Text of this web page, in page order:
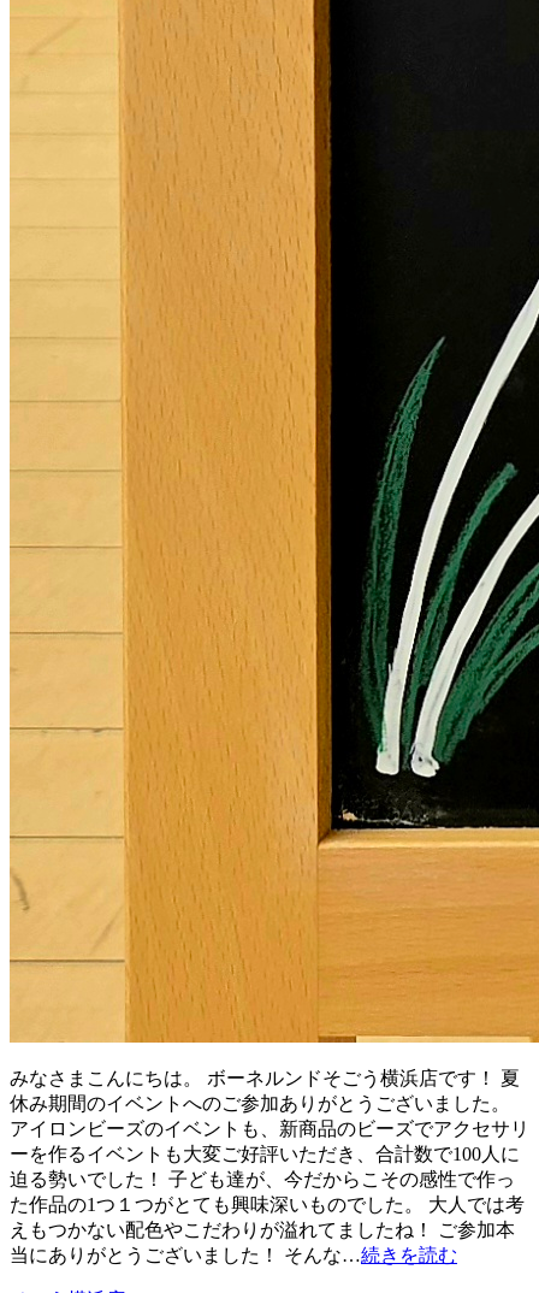
みなさまこんにちは。 ボーネルンドそごう横浜店です！ 夏
休み期間のイベントへのご参加ありがとうございました。
アイロンビーズのイベントも、新商品のビーズでアクセサリ
ーを作るイベントも大変ご好評いただき、合計数で100人に
迫る勢いでした！ 子ども達が、今だからこその感性で作っ
た作品の1つ１つがとても興味深いものでした。 大人では考
えもつかない配色やこだわりが溢れてましたね！ ご参加本
当にありがとうございました！ そんな…続きを読む